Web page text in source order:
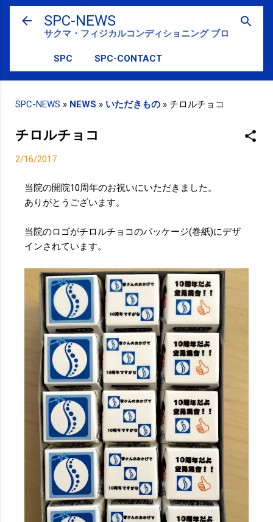
スキップしてメイン コンテンツに移動
SPC-NEWS
サクマ・フィジカルコンディショニング ブログ
SPC SPC-CONTACT
SPC-NEWS » NEWS » いただきもの » チロルチョコ
チロルチョコ
2/16/2017
当院の開院10周年のお祝いにいただきました。
ありがとうございます。
当院のロゴがチロルチョコのパッケージ(巻紙)にデザ
インされています。